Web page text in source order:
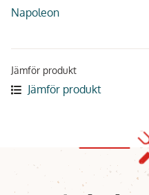
Napoleon
Jämför produkt
Jämför produkt